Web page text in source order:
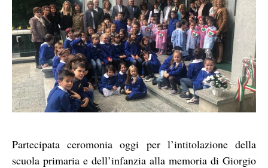
Partecipata ceromonia oggi per l’intitolazione della
scuola primaria e dell’infanzia alla memoria di Giorgio